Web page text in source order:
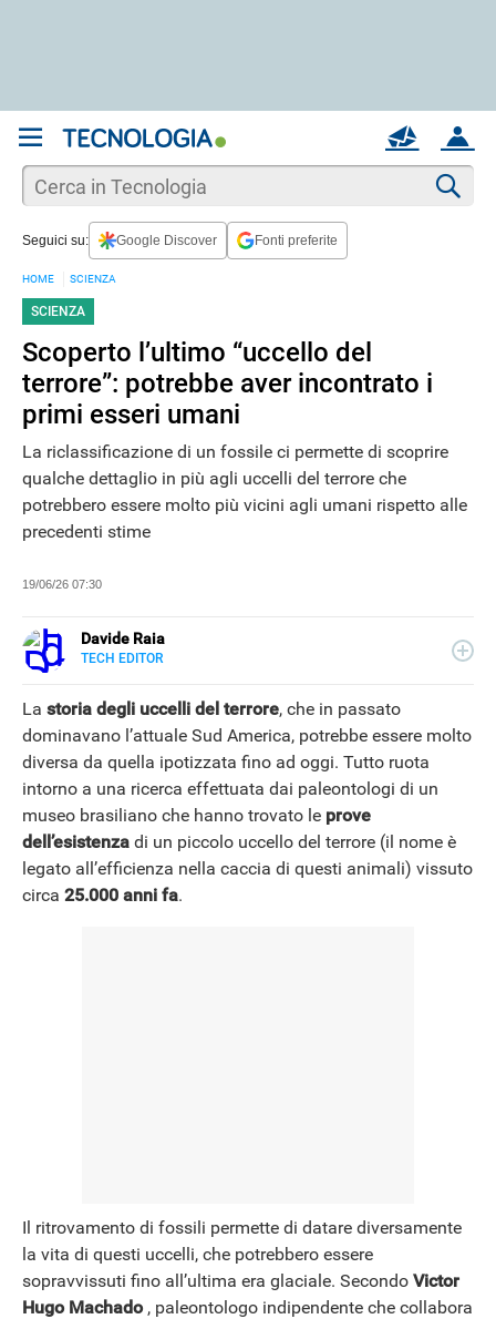
ACCOUNT
MAIL
Seguici su: Google Discover Fonti preferite
HOME SCIENZA
SCIENZA
Scoperto l’ultimo “uccello del
terrore”: potrebbe aver incontrato i
primi esseri umani
La riclassificazione di un fossile ci permette di scoprire
qualche dettaglio in più agli uccelli del terrore che
potrebbero essere molto più vicini agli umani rispetto alle
precedenti stime
19/06/26 07:30
Davide Raia
TECH EDITOR
editoriali italiane e si occupa principalmente di tecnologia,
in tutte le sue forme. Appassionato di viaggi, vive tra
Napoli e la Grecia.
La storia degli uccelli del terrore, che in passato
dominavano l’attuale Sud America, potrebbe essere molto
diversa da quella ipotizzata fino ad oggi. Tutto ruota
intorno a una ricerca effettuata dai paleontologi di un
museo brasiliano che hanno trovato le prove
dell’esistenza di un piccolo uccello del terrore (il nome è
legato all’efficienza nella caccia di questi animali) vissuto
circa 25.000 anni fa.
Il ritrovamento di fossili permette di datare diversamente
la vita di questi uccelli, che potrebbero essere
sopravvissuti fino all’ultima era glaciale. Secondo Victor
Hugo Machado, paleontologo indipendente che collabora